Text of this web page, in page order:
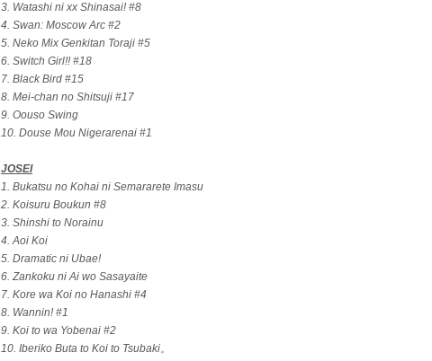
3. Watashi ni xx Shinasai! #8
4. Swan: Moscow Arc #2
5. Neko Mix Genkitan Toraji #5
6. Switch Girl!! #18
7. Black Bird #15
8. Mei-chan no Shitsuji #17
9. Oouso Swing
10. Douse Mou Nigerarenai #1
JOSEI
1. Bukatsu no Kohai ni Semararete Imasu
2. Koisuru Boukun #8
3. Shinshi to Norainu
4. Aoi Koi
5. Dramatic ni Ubae!
6. Zankoku ni Ai wo Sasayaite
7. Kore wa Koi no Hanashi #4
8. Wannin! #1
9. Koi to wa Yobenai #2
10. Iberiko Buta to Koi to Tsubaki。